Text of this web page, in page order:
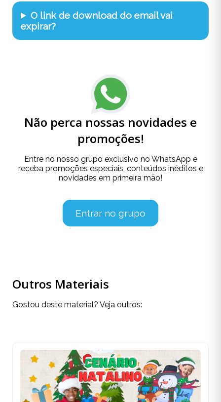
O link de download do email vai
expirar?
Não perca nossas novidades e
promoções!
Entre no nosso grupo exclusivo no WhatsApp e
receba promoções especiais, conteúdos inéditos e
novidades em primeira mão!
Entrar no grupo
Outros Materiais
Gostou deste material? Veja outros: